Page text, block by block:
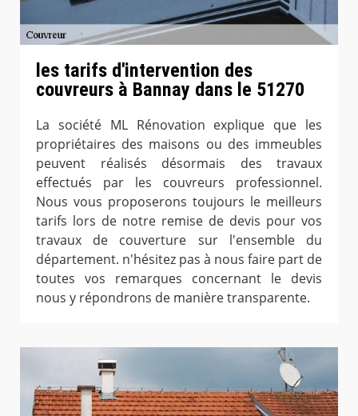
les tarifs d'intervention des
couvreurs à Bannay dans le 51270
La société ML Rénovation explique que les
propriétaires des maisons ou des immeubles
peuvent réalisés désormais des travaux
effectués par les couvreurs professionnel.
Nous vous proposerons toujours le meilleurs
tarifs lors de notre remise de devis pour vos
travaux de couverture sur l'ensemble du
département. n'hésitez pas à nous faire part de
toutes vos remarques concernant le devis
nous y répondrons de manière transparente.